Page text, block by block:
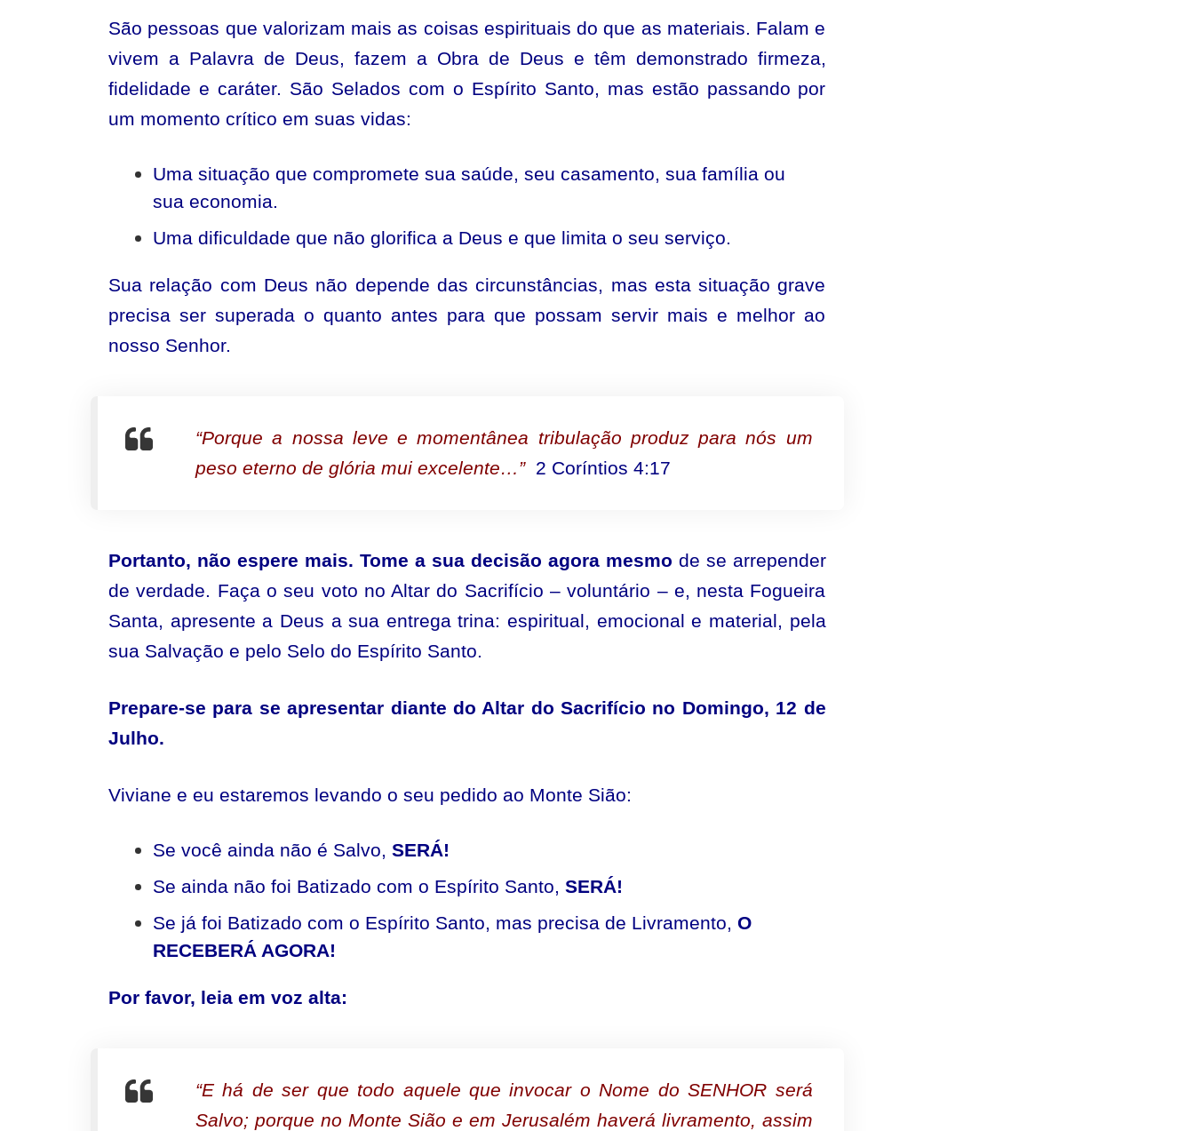
São pessoas que valorizam mais as coisas espirituais do que as materiais. Falam e
vivem a Palavra de Deus, fazem a Obra de Deus e têm demonstrado firmeza,
fidelidade e caráter. São Selados com o Espírito Santo, mas estão passando por
um momento crítico em suas vidas:
Uma situação que compromete sua saúde, seu casamento, sua família ou
sua economia.
Uma dificuldade que não glorifica a Deus e que limita o seu serviço.
Sua relação com Deus não depende das circunstâncias, mas esta situação grave
precisa ser superada o quanto antes para que possam servir mais e melhor ao
nosso Senhor.
“Porque a nossa leve e momentânea tribulação produz para nós um
peso eterno de glória mui excelente…”2 Coríntios 4:17
Portanto, não espere mais. Tome a sua decisão agora mesmo de se arrepender
de verdade. Faça o seu voto no Altar do Sacrifício – voluntário – e, nesta Fogueira
Santa, apresente a Deus a sua entrega trina: espiritual, emocional e material, pela
sua Salvação e pelo Selo do Espírito Santo.
Prepare-se para se apresentar diante do Altar do Sacrifício no Domingo, 12 de
Julho.
Viviane e eu estaremos levando o seu pedido ao Monte Sião:
Se você ainda não é Salvo, SERÁ!
Se ainda não foi Batizado com o Espírito Santo, SERÁ!
Se já foi Batizado com o Espírito Santo, mas precisa de Livramento, O
RECEBERÁ AGORA!
Por favor, leia em voz alta:
“E há de ser que todo aquele que invocar o Nome do SENHOR será
Salvo; porque no Monte Sião e em Jerusalém haverá livramento, assim